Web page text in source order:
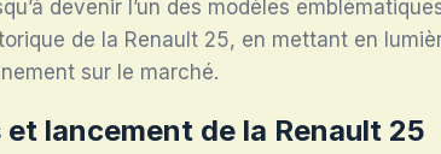
devenir l’un des modèles
de la Renault 25, en mettant en
sur le marché.
et lancement de la Renault 25